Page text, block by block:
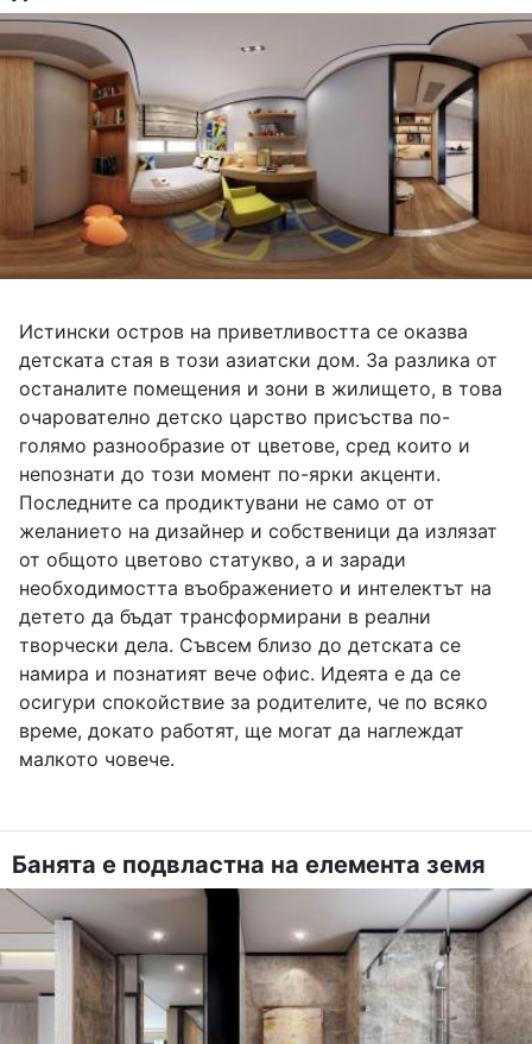
Истински остров на приветливостта се оказва
детската стая в този азиатски дом. За разлика от
останалите помещения и зони в жилището, в това
очарователно детско царство присъства по-
голямо разнообразие от цветове, сред които и
непознати до този момент по-ярки акценти.
Последните са продиктувани не само от от
желанието на дизайнер и собственици да излязат
от общото цветово статукво, а и заради
необходимостта въображението и интелектът на
детето да бъдат трансформирани в реални
творчески дела. Съвсем близо до детската се
намира и познатият вече офис. Идеята е да се
осигури спокойствие за родителите, че по всяко
време, докато работят, ще могат да наглеждат
малкото човече.
Банята е подвластна на елемента земя